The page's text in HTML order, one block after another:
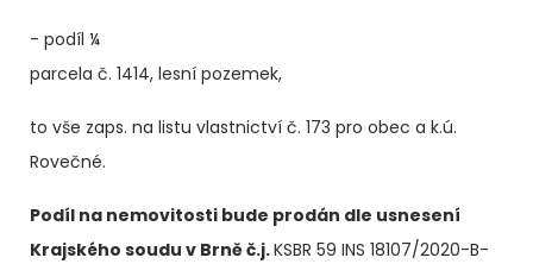
- podíl ¼
parcela č. 1414, lesní pozemek,
to vše zaps. na listu vlastnictví č. 173 pro obec a k.ú.
Rovečné.
Podíl na nemovitosti bude prodán dle usnesení
Krajského soudu v Brně č.j.KSBR 59 INS 18107/2020-B-